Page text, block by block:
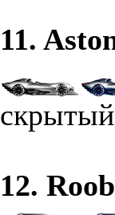
11.
12.